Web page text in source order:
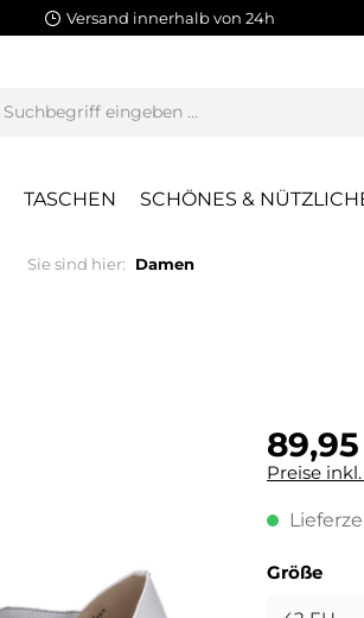
Versand innerhalb von 24h
TASCHEN SCHÖNES &
Sie sind hier: Damen
Preise
Größe